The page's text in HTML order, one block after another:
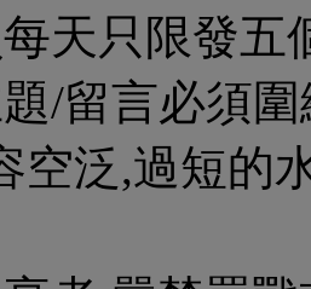
天只限發五
/留言必須
空泛,過短的